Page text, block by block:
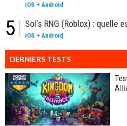
iOS + Android
5 Sol's RNG (Roblox) : quelle
iOS + Android
DERNIERS TESTS